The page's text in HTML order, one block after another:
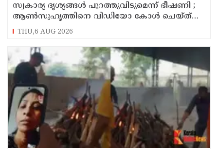
സ്വകാര്യ ദൃശ്യങ്ങള്‍ പുറത്തുവിടുമെന്ന് ഭീഷണി ;
ആണ്‍സുഹൃത്തിനെ വിഡിയോ കോള്‍ ചെയ്ത്
യുവതി ജീവനൊടുക്കി
THU,6 AUG 2026